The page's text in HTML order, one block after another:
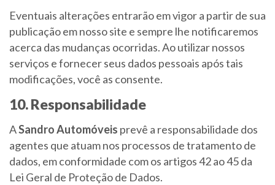
Eventuais alterações entrarão em vigor a partir de sua
publicação em nosso site e sempre lhe notificaremos
acerca das mudanças ocorridas. Ao utilizar nossos
serviços e fornecer seus dados pessoais após tais
modificações, você as consente.
10. Responsabilidade
ASandro Automóveis prevê a responsabilidade dos
agentes que atuam nos processos de tratamento de
dados, em conformidade com os artigos 42 ao 45 da
Lei Geral de Proteção de Dados.